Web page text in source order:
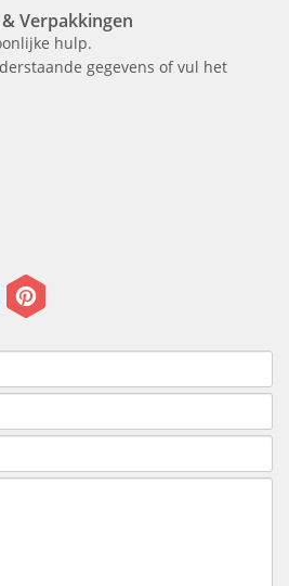
Verpakkingen
hulp.
gegevens of vul het